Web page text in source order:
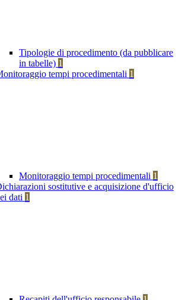
Tipologie di procedimento (da pubblicare
in tabelle) 1
tempi procedimentali 1
Monitoraggio tempi procedimentali 1
sostitutive e acquisizione d'ufficio
dati 1